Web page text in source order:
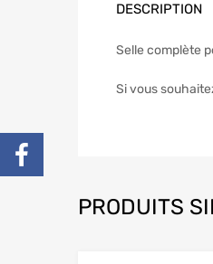
DESCRIPTION
Selle complète
Si vous
PRODUITS